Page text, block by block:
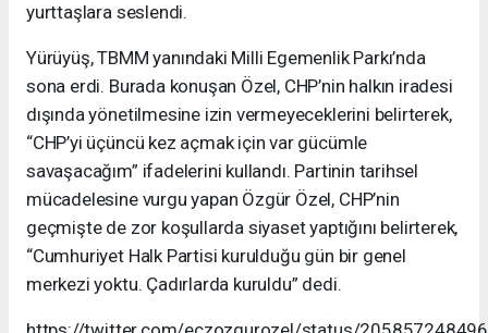
yurttaşlara seslendi.
Yürüyüş, TBMM yanındaki Milli Egemenlik Parkı’nda
sona erdi. Burada konuşan Özel, CHP’nin halkın iradesi
dışında yönetilmesine izin vermeyeceklerini belirterek,
“CHP’yi üçüncü kez açmak için var gücümle
savaşacağım” ifadelerini kullandı. Partinin tarihsel
mücadelesine vurgu yapan Özgür Özel, CHP’nin
geçmişte de zor koşullarda siyaset yaptığını belirterek,
“Cumhuriyet Halk Partisi kurulduğu gün bir genel
merkezi yoktu. Çadırlarda kuruldu” dedi.